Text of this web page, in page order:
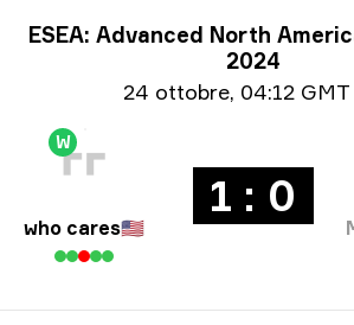
Informazioni sul torneo
ESEA: Advanced North
2024
Informazioni sulla data
24 ottobre, 04:12
W
who cares🇺🇸
1 : 0